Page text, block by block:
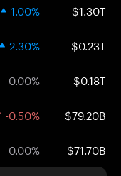
1.00% $1.30T
2.30% $0.23T
0.00% $0.18T
-0.50% $79.20B
0.00% $71.70B